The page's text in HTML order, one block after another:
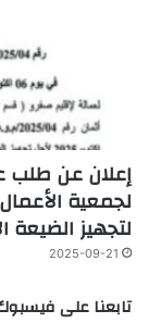
لجمعية
لتجهيز الضيعة
2025-09-21
تابعنا على